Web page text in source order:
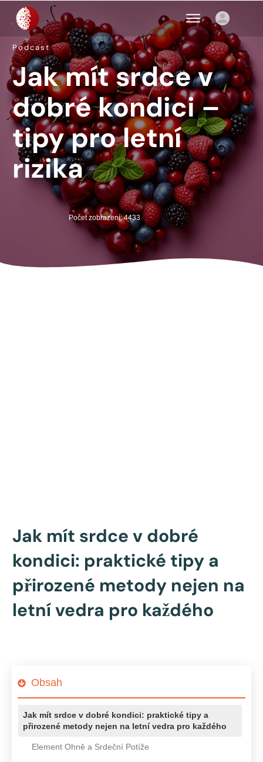
Podcast
Jak mít srdce v
dobré kondici –
tipy pro letní
rizika
Počet zobrazení: 4433
Jak mít srdce v dobré
kondici: praktické tipy a
přirozené metody nejen na
letní vedra pro každého
Obsah
Jak mít srdce v dobré kondici: praktické tipy a
přirozené metody nejen na letní vedra pro každého
Element Ohně a Srdeční Potíže